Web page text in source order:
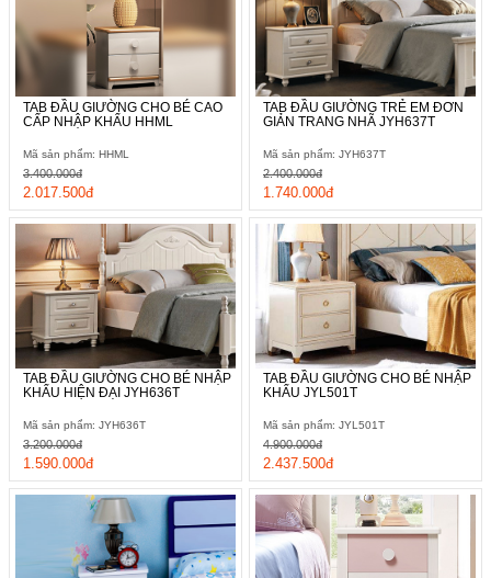
TAB ĐẦU GIƯỜNG CHO BÉ CAO
CẤP NHẬP KHẨU HHML
Mã sản phẩm: HHML
2.017.500đ
3.400.000đ
TAB ĐẦU GIƯỜNG TRẺ EM ĐƠN
GIẢN TRANG NHÃ JYH637T
Mã sản phẩm: JYH637T
1.740.000đ
2.400.000đ
TAB ĐẦU GIƯỜNG CHO BÉ NHẬP
KHẨU HIỆN ĐẠI JYH636T
Mã sản phẩm: JYH636T
1.590.000đ
3.200.000đ
TAB ĐẦU GIƯỜNG CHO BÉ NHẬP
KHẨU JYL501T
Mã sản phẩm: JYL501T
2.437.500đ
4.900.000đ